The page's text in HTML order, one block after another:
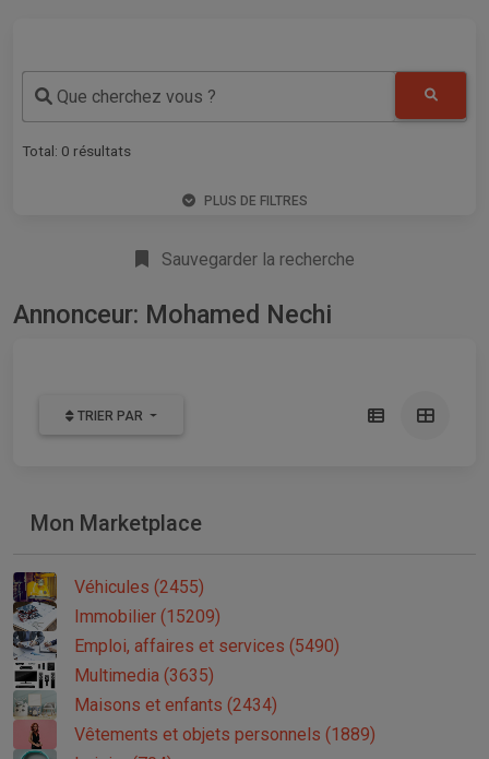
Que cherchez vous ?
Total: 0 résultats
PLUS DE FILTRES
Sauvegarder la recherche
Annonceur: Mohamed Nechi
TRIER PAR
Mon Marketplace
Véhicules (2455)
Immobilier (15209)
Emploi, affaires et services (5490)
Multimedia (3635)
Maisons et enfants (2434)
Vêtements et objets personnels (1889)